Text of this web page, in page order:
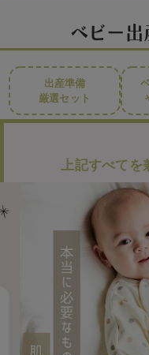
を繰り返し、「助
開発期間、約1年
ザイン・仕様・
3者全員「誰もが
4度の生地
「全員が納得
細部までこだわ
ママのために開
自信を持ってお
エンジェリーベ
ベビー出
出産準備
厳選セット
上記すべて